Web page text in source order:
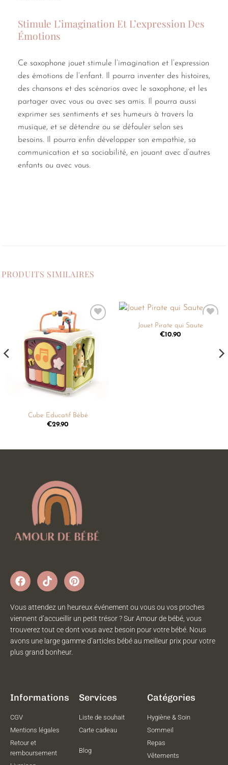
Stimule L’imagination Et L’expression Des
Émotions
Ce saxophone jouet stimule l’imagination et l’expression
des émotions de l’enfant. Il pourra inventer des histoires,
des chansons et des scénarios avec le saxophone, et les
partager avec vous ou avec ses amis. Il pourra aussi
exprimer ses sentiments et ses humeurs à travers la
musique, et se détendre ou se défouler selon ses
besoins. Il pourra enfin développer son empathie, sa
communication et sa sociabilité, en jouant avec d’autres
enfants ou avec vous.
PRODUITS SIMILAIRES
à la
liste de
souhaits
Cube Educatif Bébé
€29.90
Ajouter
Jouet Pirate qui Saute
€10.90
Vous attendez un heureux événement ou vous ou vos proches
viennent d’accueillir un petit trésor ? Sur Amour de bébé, vous
trouverez tout ce dont vous avez besoin pour votre bébé. Nous
avons une large gamme d’articles bébé au meilleur prix pour votre
plus grand bonheur.
Informations
CGV
Mentions légales
Retour et
remboursement
Services
Liste de souhait
Carte cadeau
Blog
Catégories
Hygiène & Soin
Sommeil
Repas
Vêtements